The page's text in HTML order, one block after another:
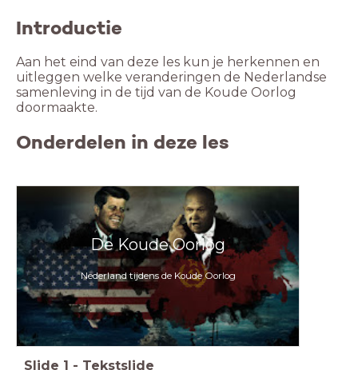
Introductie
Aan het eind van deze les kun je herkennen en
uitleggen welke veranderingen de Nederlandse
samenleving in de tijd van de Koude Oorlog
doormaakte.
Onderdelen in deze les
De Koude Oorlog
Nederland tijdens de Koude Oorlog
Slide 1 - Tekstslide